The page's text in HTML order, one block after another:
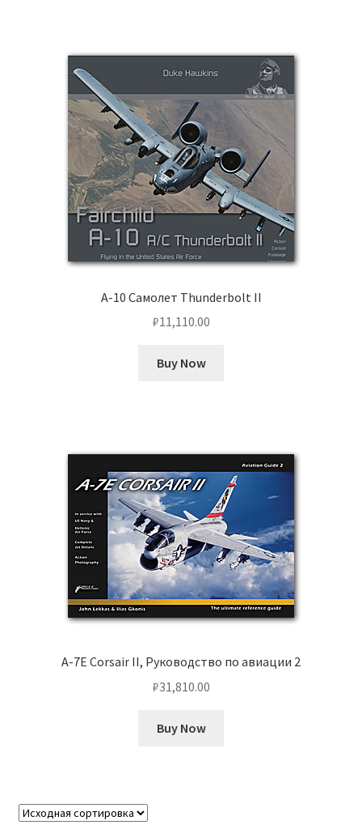
A-10 Самолет Thunderbolt II
₽11,110.00
Buy Now
A-7E Corsair II, Руководство по авиации 2
₽31,810.00
Buy Now